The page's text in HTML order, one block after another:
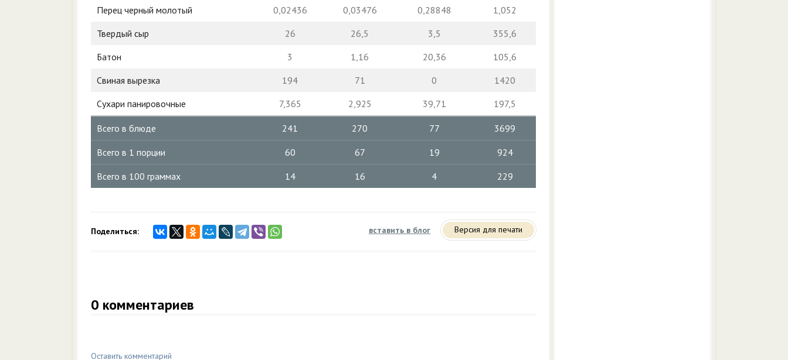
Перец черный молотый
0,02436 0,03476 0,28848
1,052
Твердый сыр
26 26,5 3,5
355,6
Батон
3 1,16 20,36
105,6
Свиная вырезка
194 71 0
1420
Сухари панировочные
7,365 2,925 39,71 197,5
Всего в блюде 241 270 77 3699
Всего в 1 порции 60 67 19 924
Всего в 100 граммах 14 16 4 229
Поделиться: вставить в блог Версия для печати
0 комментариев
Оставить комментарий